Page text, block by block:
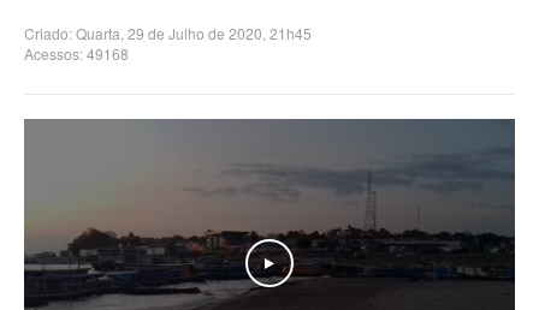
Criado: Quarta, 29 de Julho de 2020, 21h45
Acessos: 49168